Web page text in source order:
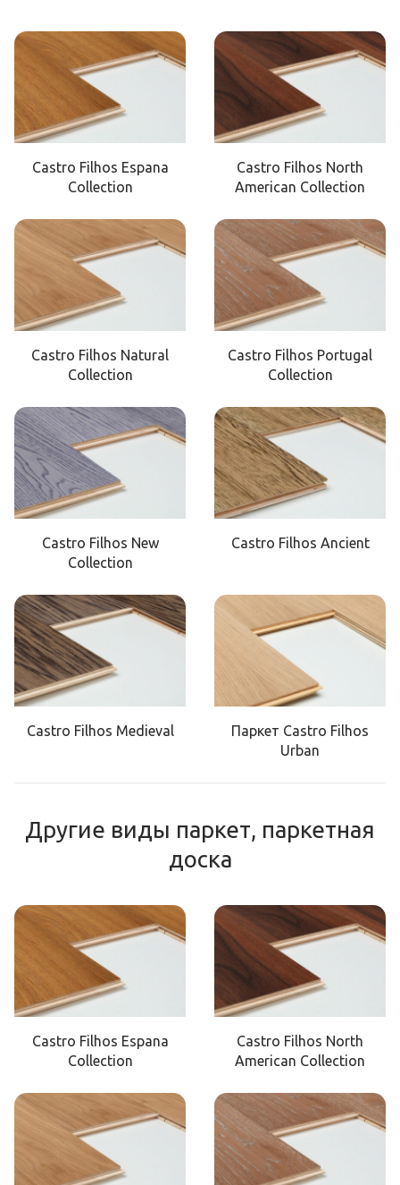
Castro Filhos Espana
Collection
Castro Filhos North
American Collection
Castro Filhos Natural
Collection
Castro Filhos Portugal
Collection
Castro Filhos New
Collection
Castro Filhos Ancient
Castro Filhos Medieval
Паркет Castro Filhos
Urban
Другие виды паркет, паркетная
доска
Castro Filhos Espana
Collection
Castro Filhos North
American Collection